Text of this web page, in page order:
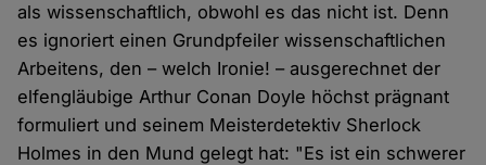
als wissenschaftlich, obwohl es das nicht ist. Denn
es ignoriert einen Grundpfeiler wissenschaftlichen
Arbeitens, den – welch Ironie! – ausgerechnet der
elfengläubige Arthur Conan Doyle höchst prägnant
formuliert und seinem Meisterdetektiv Sherlock
Holmes in den Mund gelegt hat: "Es ist ein schwerer